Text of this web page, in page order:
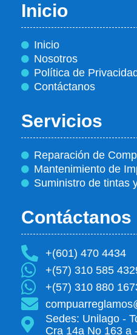
Inicio
Inicio
Nosotros
Política de Privacidad
Contáctanos
Servicios
Reparación de
Mantenimiento de
Suministro de tintas
Contáctanos
+(601) 470 4434
+(57) 310 585
+(57) 310 880
Sedes: Unilago -
Cra 14a No 163 a